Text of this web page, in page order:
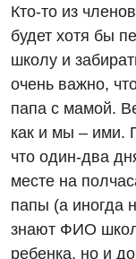
Ревматология
Сосудистая
Терапия
Урологическое
Урология
Кто-то из
будет хотя бы
школу и
очень важно,
папа с мамой.
как и мы – ими.
что один-два
месте на
папы (а иногда
знают ФИО
ребенка, но и